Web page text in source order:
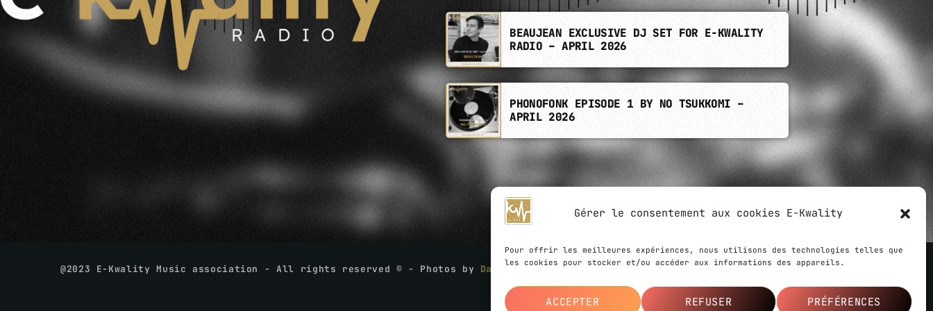
Gérer le consentement aux cookies E-Kwality
Pour offrir les meilleures expériences, nous utilisons des technologies telles que
les cookies pour stocker et/ou accéder aux informations des appareils.
ACCEPTER REFUSER PRÉFÉRENCES
BEAUJEAN EXCLUSIVE DJ SET FOR E-KWALITY
RADIO – APRIL 2026
PHONOFONK EPISODE 1 BY NO TSUKKOMI –
APRIL 2026
@2023 E-Kwality Music association - All rights reserved © - Photos by David Boschet - Website created by Ziloub ,Le Webariumagency